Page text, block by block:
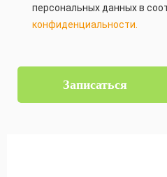
персональных данных в
конфиденциальности.